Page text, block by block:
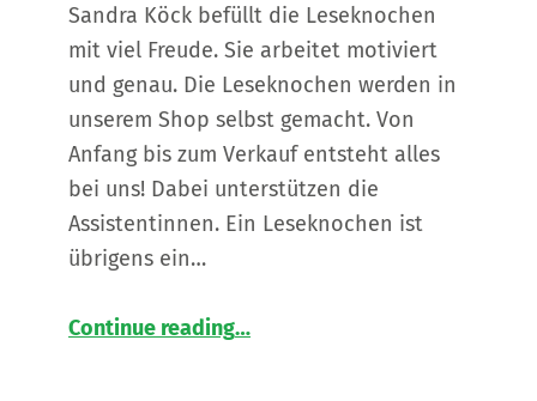
Sandra Köck befüllt die Leseknochen
mit viel Freude. Sie arbeitet motiviert
und genau. Die Leseknochen werden in
unserem Shop selbst gemacht. Von
Anfang bis zum Verkauf entsteht alles
bei uns! Dabei unterstützen die
Assistentinnen. Ein Leseknochen ist
übrigens ein…
Continue readingWir
…